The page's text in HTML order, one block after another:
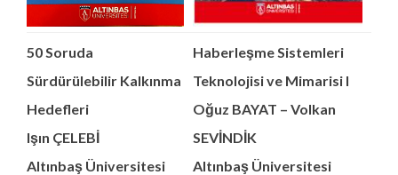
50 Soruda
Sürdürülebilir Kalkınma
Hedefleri
Işın ÇELEBİ
Altınbaş Üniversitesi
Haberleşme Sistemleri
Teknolojisi ve Mimarisi I
Oğuz BAYAT – Volkan
SEVİNDİK
Altınbaş Üniversitesi